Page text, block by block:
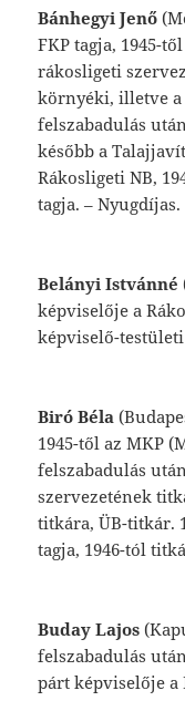
BánhegyiJenő
FKPtagja, 1945-
rákosligeti
környéki,illetve
felszabadulás
későbba
Rákosligeti NB,
tagja.–Nyugdíjas.
BelányiIstvánné
képviselőjea
képviselő-
Biró Béla
1945-tőlazMKP
felszabadulás
szervezetének
titkára,ÜB-titkár.
tagja, 1946-tól
BudayLajos
felszabadulás
pártképviselőjea